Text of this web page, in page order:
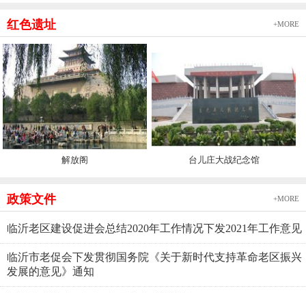
红色遗址 +MORE
解放阁 台儿庄大战纪念馆
政策文件 +MORE
临沂老区建设促进会总结2020年工作情况下发2021年工作意见
临沂市老促会下发贯彻国务院《关于新时代支持革命老区振兴
发展的意见》通知